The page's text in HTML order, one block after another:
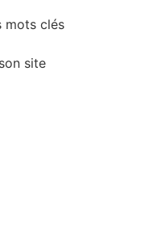
mots clés
site